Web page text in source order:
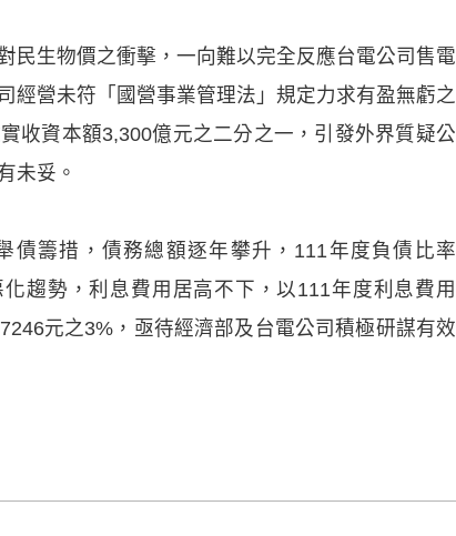
民生物價之衝擊，一向難以完全反應台電公司售電
經營未符「國營事業管理法」規定力求有盈無虧之
收資本額3,300億元之二分之一，引發外界質疑公
未妥。
債籌措，債務總額逐年攀升，111年度負債比率
趨勢，利息費用居高不下，以111年度利息費用
元之3%，亟待經濟部及台電公司積極研謀有效